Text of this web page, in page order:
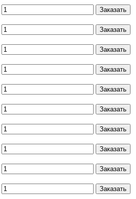
Заказать
Заказать
Заказать
Заказать
Заказать
Заказать
Заказать
Заказать
Заказать
Заказать